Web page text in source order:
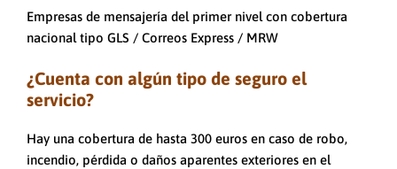
Empresas de mensajería del primer nivel con cobertura
nacional tipo GLS / Correos Express / MRW
¿Cuenta con algún tipo de seguro el
servicio?
Hay una cobertura de hasta 300 euros en caso de robo,
incendio, pérdida o daños aparentes exteriores en el